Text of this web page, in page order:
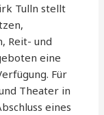
Tulln stellt
Reit- und
eine
Für
Theater in
eines